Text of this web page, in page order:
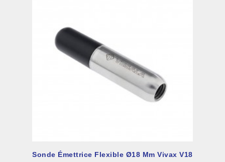
Sonde Émettrice Flexible Ø18 Mm Vivax V18